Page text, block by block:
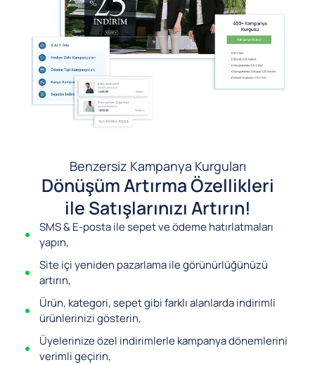
Benzersiz Kampanya Kurguları
Dönüşüm Artırma Özellikleri
ile Satışlarınızı Artırın!
SMS & E-posta ile sepet ve ödeme hatırlatmaları
yapın,
Site içi yeniden pazarlama ile görünürlüğünüzü
artırın,
Ürün, kategori, sepet gibi farklı alanlarda indirimli
ürünlerinizi gösterin,
Üyelerinize özel indirimlerle kampanya dönemlerini
verimli geçirin,